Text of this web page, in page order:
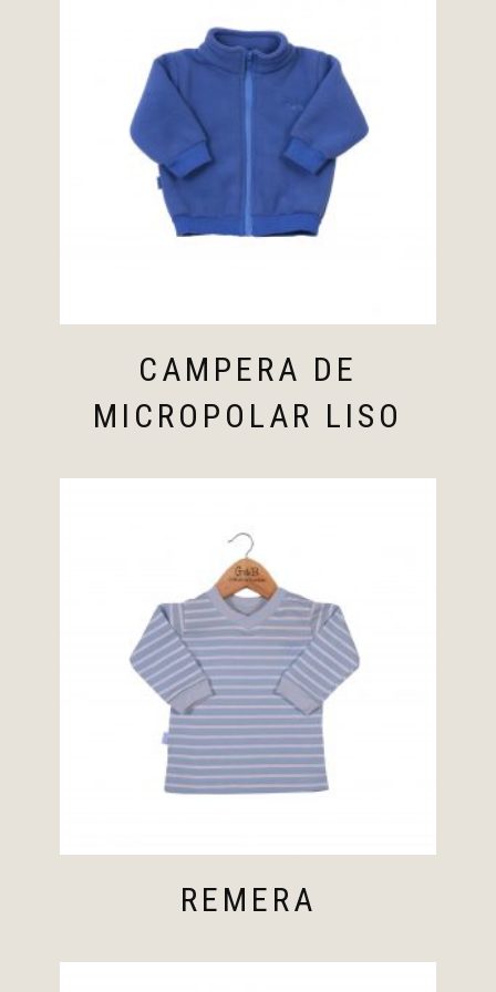
CAMPERA DE
MICROPOLAR LISO
REMERA